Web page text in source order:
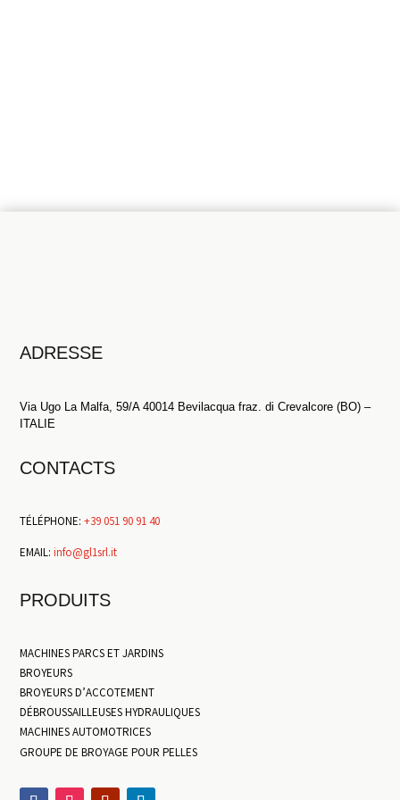
ADRESSE
Via Ugo La Malfa, 59/A 40014 Bevilacqua fraz. di Crevalcore (BO) –
ITALIE
CONTACTS
TÉLÉPHONE: +39 051 90 91 40
EMAIL:info@gl1srl.it
PRODUITS
MACHINES PARCS ET JARDINS
BROYEURS
BROYEURS D’ACCOTEMENT
DÉBROUSSAILLEUSES HYDRAULIQUES
MACHINES AUTOMOTRICES
GROUPE DE BROYAGE POUR PELLES